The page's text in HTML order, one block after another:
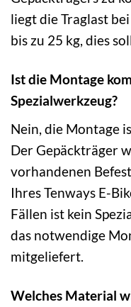
liegt die Traglast
bis zu 25 kg, dies
Ist die Montage
Spezialwerkzeug?
Nein, die Montage
Der Gepäckträger
vorhandenen
Ihres Tenways E-
Fällen ist kein
das notwendige
mitgeliefert.
Welches Material